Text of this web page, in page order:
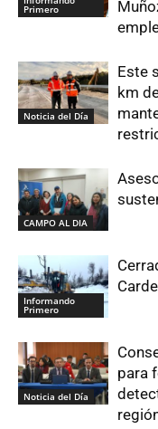
Primero
Noticia del Día
Este
km
CAMPO AL DIA
Informando
Primero
Noticia del Día
para